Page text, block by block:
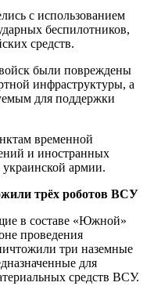
с использованием
беспилотников,
средств.
войск были повреждены
инфраструктуры, а
для поддержки
временной
и иностранных
армии.
трёх роботов ВСУ
в составе «Южной»
проведения
три наземные
для
средств ВСУ.